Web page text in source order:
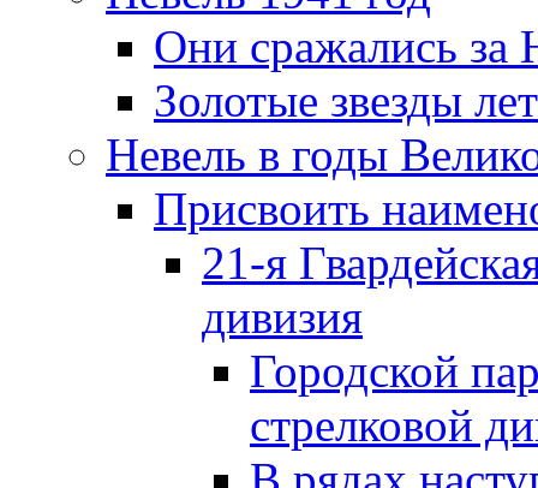
Они сражались за
Золотые звезды
Невель в годы
Присвоить
21-я
дивизия
Городской
стрелковой